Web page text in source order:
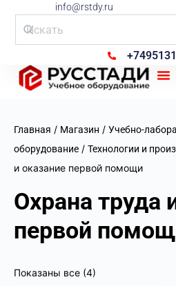
info@rstdy.ru
Главная / Магазин / Учебно-
оборудование / Технологии и
и оказание первой помощи
Охрана труда
первой
Показаны все (4)